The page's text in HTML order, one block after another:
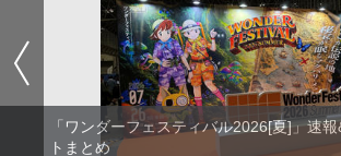
「ワンダーフェスティバル2026[夏]」速
トまとめ